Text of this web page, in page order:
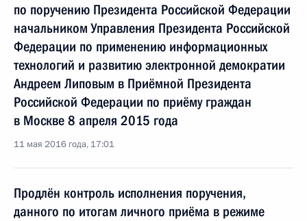
по поручению Президента Российской Федерации
начальником Управления Президента Российской
Федерации по применению информационных
технологий и развитию электронной демократии
Андреем Липовым в Приёмной Президента
Российской Федерации по приёму граждан
в Москве 8 апреля 2015 года
11 мая 2016 года, 17:01
Продлён контроль исполнения поручения,
данного по итогам личного приёма в режиме